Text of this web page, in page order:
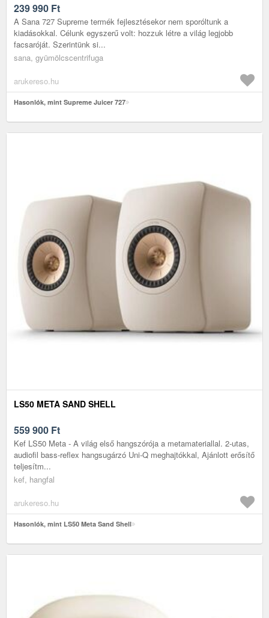
239 990 Ft
A Sana 727 Supreme termék fejlesztésekor nem sporóltunk a
kiadásokkal. Célunk egyszerű volt: hozzuk létre a világ legjobb
facsaróját. Szerintünk si...
sana, gyümölcscentrifuga
arukereso.hu
Hasonlók, mint Supreme Juicer 727
LS50 META SAND SHELL
559 900 Ft
Kef LS50 Meta - A világ első hangszórója a metamateriallal. 2-utas,
audiofil bass-reflex hangsugárzó Uni-Q meghajtókkal, Ajánlott erősítő
teljesítm...
kef, hangfal
arukereso.hu
Hasonlók, mint LS50 Meta Sand Shell